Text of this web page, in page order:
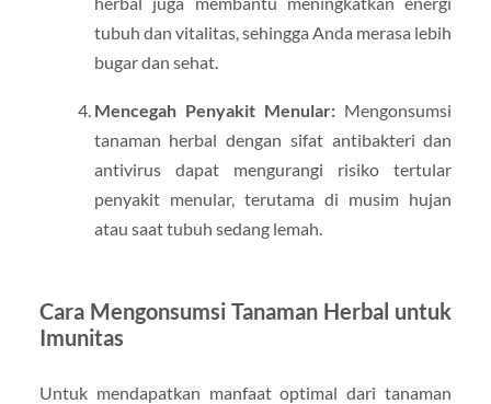
tubuh dan vitalitas, sehingga Anda merasa lebih
bugar dan sehat.
Mencegah Penyakit Menular: Mengonsumsi
tanaman herbal dengan sifat antibakteri dan
antivirus dapat mengurangi risiko tertular
penyakit menular, terutama di musim hujan
atau saat tubuh sedang lemah.
Cara Mengonsumsi Tanaman Herbal untuk
Imunitas
Untuk mendapatkan manfaat optimal dari tanaman